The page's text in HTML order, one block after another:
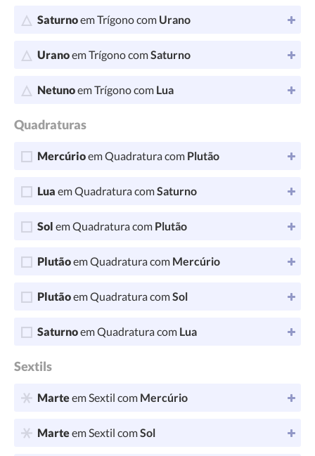
Saturnoem Trígono com Urano
Uranoem Trígono comSaturno
Netunoem Trígono com Lua
Quadraturas
Mercúrioem Quadratura com Plutão
Lua em Quadratura comSaturno
Sol em Quadratura com Plutão
Plutãoem Quadratura com Mercúrio
Plutãoem Quadratura comSol
Saturnoem Quadratura com Lua
Sextils
Marteem Sextil com Mercúrio
Marteem Sextil comSol